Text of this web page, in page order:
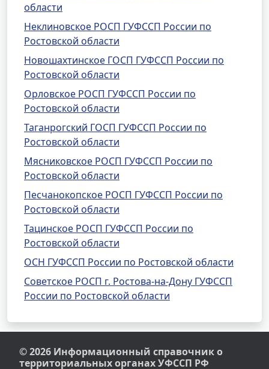
области
Неклиновское РОСП ГУФССП России по
Ростовской области
Новошахтинское ГОСП ГУФССП России по
Ростовской области
Орловское РОСП ГУФССП России по
Ростовской области
Таганрогский ГОСП ГУФССП России по
Ростовской области
Мясниковское РОСП ГУФССП России по
Ростовской области
Песчанокопское РОСП ГУФССП России по
Ростовской области
Тацинское РОСП ГУФССП России по
Ростовской области
ОСН ГУФССП России по Ростовской области
Советское РОСП г. Ростова-на-Дону ГУФССП
России по Ростовской области
© 2026 Информационный справочник о
территориальных органах УФССП РФ